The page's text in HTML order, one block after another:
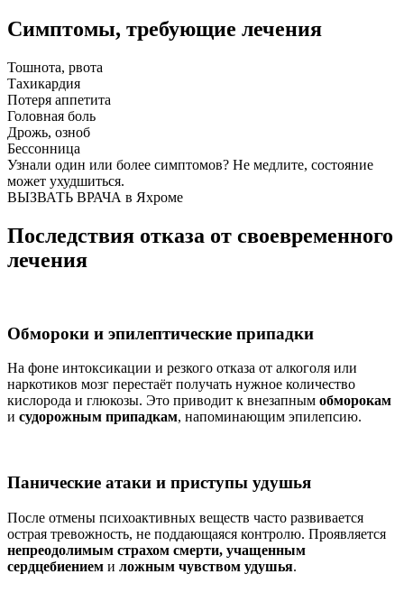
Симптомы, требующие лечения
Тошнота, рвота
Тахикардия
Потеря аппетита
Головная боль
Дрожь, озноб
Бессонница
Узнали один или более симптомов? Не медлите, состояние
может ухудшиться.
ВЫЗВАТЬ ВРАЧА в Яхроме
Последствия отказа от своевременного
лечения
Обмороки и эпилептические припадки
На фоне интоксикации и резкого отказа от алкоголя или
наркотиков мозг перестаёт получать нужное количество
кислорода и глюкозы. Это приводит к внезапным обморокам
и судорожным припадкам, напоминающим эпилепсию.
Панические атаки и приступы удушья
После отмены психоактивных веществ часто развивается
острая тревожность, не поддающаяся контролю. Проявляется
непреодолимым страхом смерти, учащенным
сердцебиением и ложным чувством удушья.